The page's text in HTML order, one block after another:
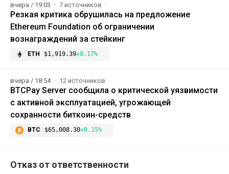
вчера / 19:03 7 источников
Резкая критика обрушилась на предложение
Ethereum Foundation об ограничении
вознаграждений за стейкинг
ETH $1,919.39+0.17%
вчера / 18:54 12 источников
BTCPay Server сообщила о критической уязвимости
с активной эксплуатацией, угрожающей
сохранности биткоин-средств
BTC $65,008.30+0.15%
Отказ от ответственности